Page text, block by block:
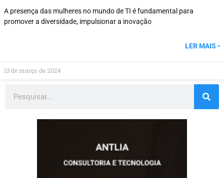
A presença das mulheres no mundo de TI é fundamental para
promover a diversidade, impulsionar a inovação
LER MAIS •
13 de março de 2024